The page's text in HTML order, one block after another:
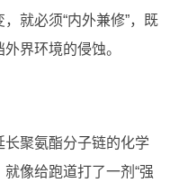
就必须“内外兼修”，既
界环境的侵蚀。
聚氨酯分子链的化学
像给跑道打了一剂“强